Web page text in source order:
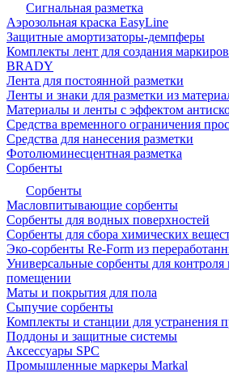
Сигнальная разметка
Аэрозольная краска EasyLine
Защитные амортизаторы-демпферы
Комплекты лент для создания
BRADY
Лента для постоянной разметки
Ленты и знаки для разметки из
Материалы и ленты с эффектом
Средства временного ограничения
Средства для нанесения разметки
Фотолюминесцентная разметка
Сорбенты
Сорбенты
Масловпитывающие сорбенты
Сорбенты для водных поверхностей
Сорбенты для сбора химических
Эко-сорбенты Re-Form из
Универсальные сорбенты для контроля
помещении
Маты и покрытия для пола
Сыпучие сорбенты
Комплекты и станции для устранения
Поддоны и защитные системы
Аксессуары SPC
Промышленные маркеры Markal